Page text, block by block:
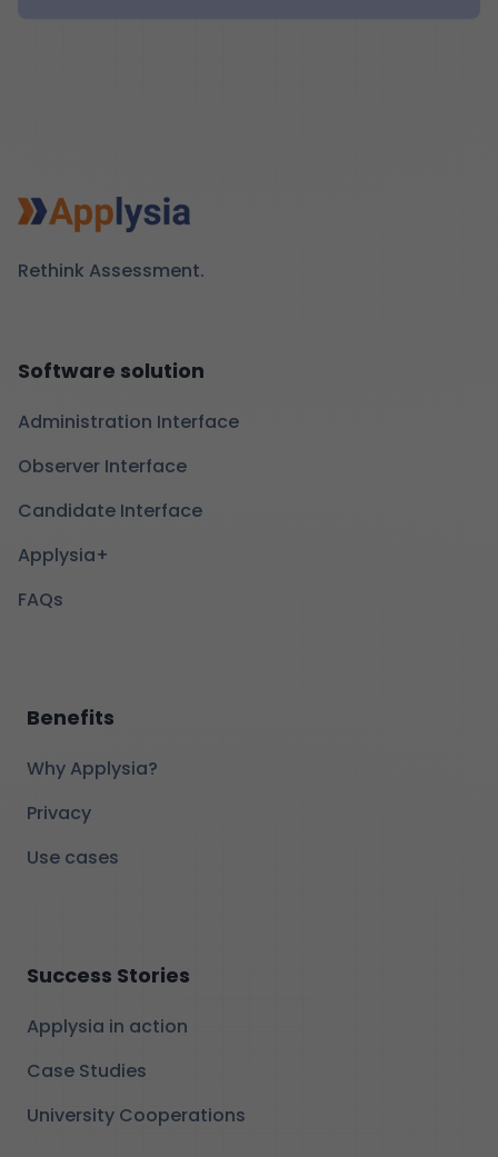
Rethink Assessment.
Software solution
Administration Interface
Observer Interface
Candidate Interface
Applysia+
FAQs
Benefits
Why Applysia?
Privacy
Use cases
Success Stories
Applysia in action
Case Studies
University Cooperations